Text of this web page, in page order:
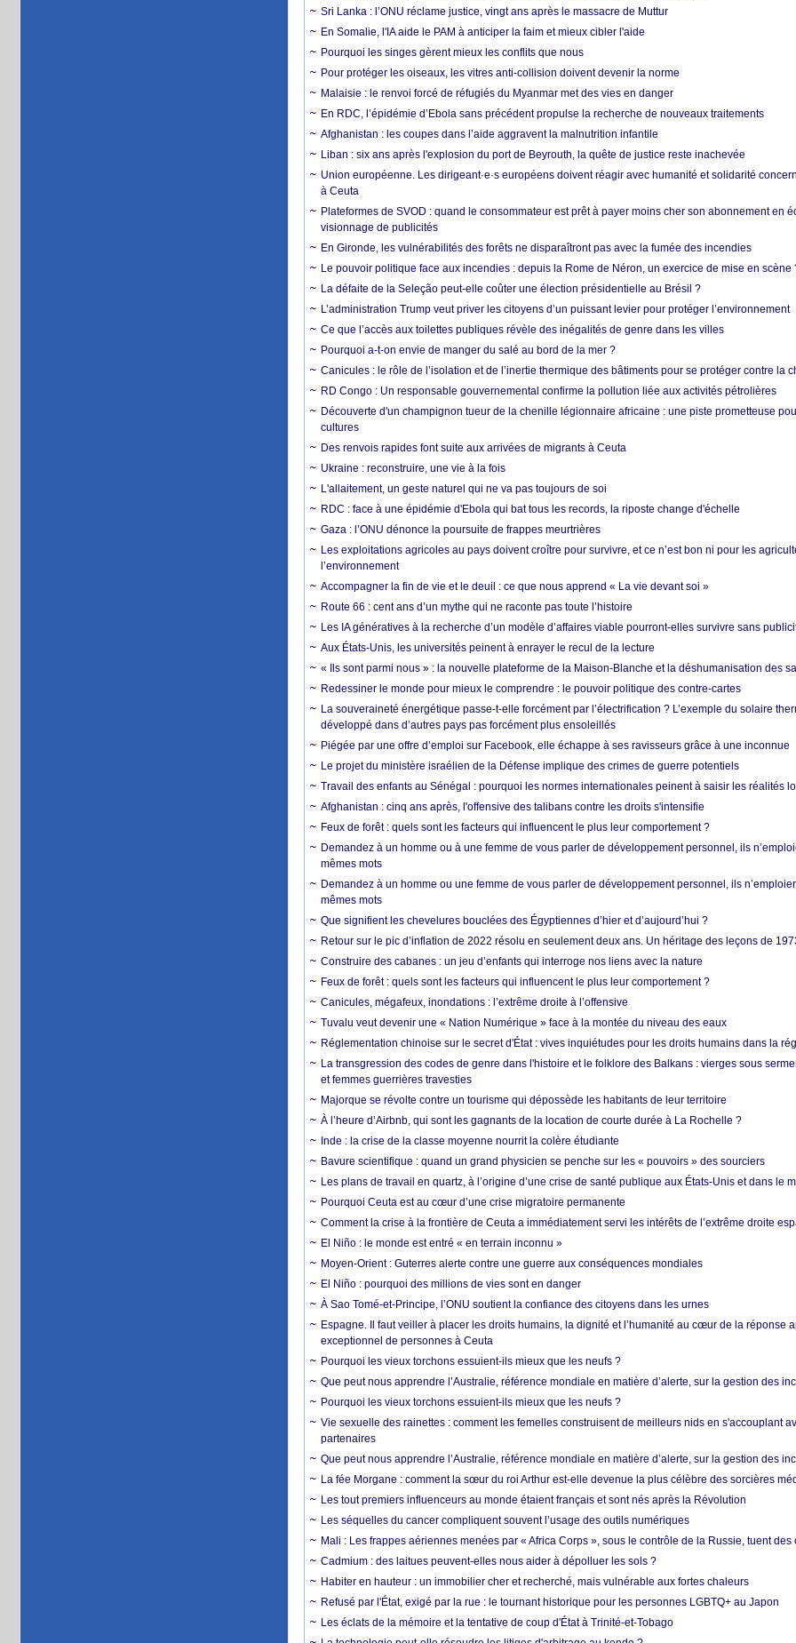
Sri Lanka : l’ONU réclame justice, vingt ans après le massacre de Muttur
En Somalie, l'IA aide le PAM à anticiper la faim et mieux cibler l'aide
Pourquoi les singes gèrent mieux les conflits que nous
Pour protéger les oiseaux, les vitres anti-collision doivent devenir la norme
Malaisie : le renvoi forcé de réfugiés du Myanmar met des vies en danger
En RDC, l’épidémie d’Ebola sans précédent propulse la recherche de nouveaux traitements
Afghanistan : les coupes dans l’aide aggravent la malnutrition infantile
Liban : six ans après l'explosion du port de Beyrouth, la quête de justice reste inachevée
Union européenne. Les dirigeant·e·s européens doivent réagir avec humanité et solidarité
à Ceuta
Plateformes de SVOD : quand le consommateur est prêt à payer moins cher son abonnement en
visionnage de publicités
En Gironde, les vulnérabilités des forêts ne disparaîtront pas avec la fumée des incendies
Le pouvoir politique face aux incendies : depuis la Rome de Néron, un exercice de mise en scène
La défaite de la Seleção peut-elle coûter une élection présidentielle au Brésil ?
L’administration Trump veut priver les citoyens d’un puissant levier pour protéger l’environnement
Ce que l’accès aux toilettes publiques révèle des inégalités de genre dans les villes
Pourquoi a-t-on envie de manger du salé au bord de la mer ?
Canicules : le rôle de l’isolation et de l’inertie thermique des bâtiments pour se protéger contre la
RD Congo : Un responsable gouvernemental confirme la pollution liée aux activités pétrolières
Découverte d'un champignon tueur de la chenille légionnaire africaine : une piste prometteuse
cultures
Des renvois rapides font suite aux arrivées de migrants à Ceuta
Ukraine : reconstruire, une vie à la fois
L'allaitement, un geste naturel qui ne va pas toujours de soi
RDC : face à une épidémie d'Ebola qui bat tous les records, la riposte change d'échelle
Gaza : l’ONU dénonce la poursuite de frappes meurtrières
Les exploitations agricoles au pays doivent croître pour survivre, et ce n’est bon ni pour les
l’environnement
Accompagner la fin de vie et le deuil : ce que nous apprend « La vie devant soi »
Route 66 : cent ans d’un mythe qui ne raconte pas toute l’histoire
Les IA génératives à la recherche d’un modèle d’affaires viable pourront-elles survivre sans
Aux États-Unis, les universités peinent à enrayer le recul de la lecture
« Ils sont parmi nous » : la nouvelle plateforme de la Maison-Blanche et la déshumanisation des
Redessiner le monde pour mieux le comprendre : le pouvoir politique des contre-cartes
La souveraineté énergétique passe-t-elle forcément par l’électrification ? L’exemple du solaire
développé dans d’autres pays pas forcément plus ensoleillés
Piégée par une offre d’emploi sur Facebook, elle échappe à ses ravisseurs grâce à une inconnue
Le projet du ministère israélien de la Défense implique des crimes de guerre potentiels
Travail des enfants au Sénégal : pourquoi les normes internationales peinent à saisir les réalités
Afghanistan : cinq ans après, l'offensive des talibans contre les droits s'intensifie
Feux de forêt : quels sont les facteurs qui influencent le plus leur comportement ?
Demandez à un homme ou à une femme de vous parler de développement personnel, ils
mêmes mots
Demandez à un homme ou une femme de vous parler de développement personnel, ils
mêmes mots
Que signifient les chevelures bouclées des Égyptiennes d’hier et d’aujourd’hui ?
Retour sur le pic d’inflation de 2022 résolu en seulement deux ans. Un héritage des leçons de
Construire des cabanes : un jeu d’enfants qui interroge nos liens avec la nature
Feux de forêt : quels sont les facteurs qui influencent le plus leur comportement ?
Canicules, mégafeux, inondations : l’extrême droite à l’offensive
Tuvalu veut devenir une « Nation Numérique » face à la montée du niveau des eaux
Réglementation chinoise sur le secret d'État : vives inquiétudes pour les droits humains dans la
La transgression des codes de genre dans l'histoire et le folklore des Balkans : vierges sous
et femmes guerrières travesties
Majorque se révolte contre un tourisme qui dépossède les habitants de leur territoire
À l’heure d’Airbnb, qui sont les gagnants de la location de courte durée à La Rochelle ?
Inde : la crise de la classe moyenne nourrit la colère étudiante
Bavure scientifique : quand un grand physicien se penche sur les « pouvoirs » des sourciers
Les plans de travail en quartz, à l’origine d’une crise de santé publique aux États-Unis et dans le
Pourquoi Ceuta est au cœur d’une crise migratoire permanente
Comment la crise à la frontière de Ceuta a immédiatement servi les intérêts de l’extrême droite
El Niño : le monde est entré « en terrain inconnu »
Moyen-Orient : Guterres alerte contre une guerre aux conséquences mondiales
El Niño : pourquoi des millions de vies sont en danger
À Sao Tomé-et-Principe, l’ONU soutient la confiance des citoyens dans les urnes
Espagne. Il faut veiller à placer les droits humains, la dignité et l’humanité au cœur de la réponse
exceptionnel de personnes à Ceuta
Pourquoi les vieux torchons essuient-ils mieux que les neufs ?
Que peut nous apprendre l’Australie, référence mondiale en matière d’alerte, sur la gestion des
Pourquoi les vieux torchons essuient-ils mieux que les neufs ?
Vie sexuelle des rainettes : comment les femelles construisent de meilleurs nids en s'accouplant
partenaires
Que peut nous apprendre l’Australie, référence mondiale en matière d’alerte, sur la gestion des
La fée Morgane : comment la sœur du roi Arthur est-elle devenue la plus célèbre des sorcières
Les tout premiers influenceurs au monde étaient français et sont nés après la Révolution
Les séquelles du cancer compliquent souvent l’usage des outils numériques
Mali : Les frappes aériennes menées par « Africa Corps », sous le contrôle de la Russie, tuent des
Cadmium : des laitues peuvent-elles nous aider à dépolluer les sols ?
Habiter en hauteur : un immobilier cher et recherché, mais vulnérable aux fortes chaleurs
Refusé par l'État, exigé par la rue : le tournant historique pour les personnes LGBTQ+ au Japon
Les éclats de la mémoire et la tentative de coup d'État à Trinité-et-Tobago